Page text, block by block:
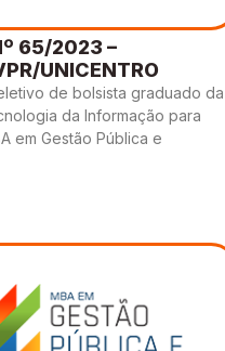
65/2023 –
UNICENTRO
de bolsista graduado da
da Informação para
em Gestão Pública e